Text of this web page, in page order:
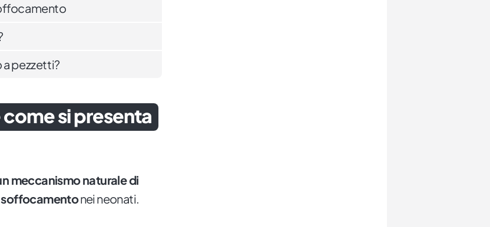
a pezzetti?
si presenta
meccanismo naturale di
soffocamentonei neonati.